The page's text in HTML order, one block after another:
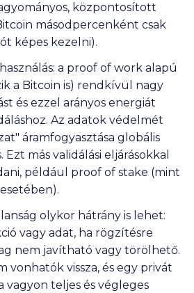
központosított
másodpercenként csak
képes kezelni).
a proof of work alapú
a Bitcoin is) rendkívül nagy
és ezzel arányos energiát
Az adatok védelmét
áramfogyasztása globális
más validálási eljárásokkal
például proof of stake (mint
olykor hátrány is lehet:
vagy adat, ha rögzítésre
nem javítható vagy törölhető.
vonhatók vissza, és egy privát
vagyon teljes és végleges